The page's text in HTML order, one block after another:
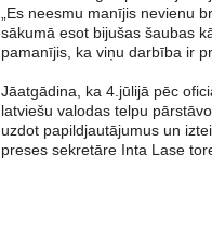
„Es neesmu manījis nevienu
sākumā esot bijušas šaubas
pamanījis, ka viņu darbība ir
Jāatgādina, ka 4.jūlijā pēc
latviešu valodas telpu
uzdot papildjautājumus un
preses sekretāre Inta Lase